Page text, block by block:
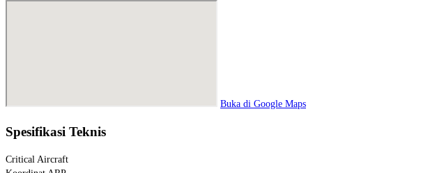
Buka di Google Maps
Spesifikasi Teknis
Critical Aircraft